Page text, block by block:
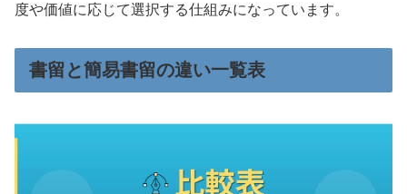
度や価値に応じて選択する仕組みになっています。
書留と簡易書留の違い一覧表